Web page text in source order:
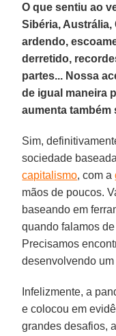
O que sentiu ao
Sibéria, Austrália,
ardendo,
derretido,
partes... Nossa
de igual maneira
aumenta
Sim,
sociedade
capitalismo, com a
mãos de poucos.
baseando em
quando falamos
Precisamos
desenvolvendo um
Infelizmente, a
e colocou em
grandes desafios,